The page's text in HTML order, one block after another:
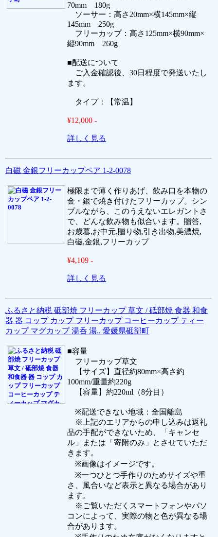
70mm 180g
ソーサー：高さ20mm×横145mm×縦
145mm 250g
フリーカップ：高さ125mm×横90mm×
縦90mm 260g
■配送について
ご入金確認後、30日程度で発送いたし
ます。
タイプ：【常温】
¥12,000 -
詳しく見る
白磁 金銀フリーカップペア 1-2-0078
極限まで薄く作りあげ、飲み口を本物の
金・銀で焼き付けたフリーカップ。シン
プルながら、このうえないエレガントさ
で、どんな飲み物も似合います。贈答,
お歳暮,お中元,贈り物,引き出物,美濃焼,
白磁,金銀,フリーカップ
¥4,109 -
詳しく見る
ふるさと納税 砥部焼 フリーカップ 草文 / 砥部焼 食器 和食
器 器 コップ カップ フリーカップ コーヒーカップ ティー
カップ マグカップ 湯呑 湯.. 愛媛県砥部町
■容量
フリーカップ草文
【サイズ】直径約80mm×高さ約
100mm/重量約220g
【容量】約220ml（8分目）
※配送できない地域：全国離島
※上記のエリアからの申し込みは返礼
品の手配ができないため、「キャンセ
ル」または「寄附のみ」とさせていただ
きます。
※画像はイメージです。
※一つひとつ手作りのためサイズや重
さ、風合いなど表示と異なる場合があり
ます。
※ご覧いただくスマートフォンやパソ
コンによって、実際の物と色が異なる場
合があります。